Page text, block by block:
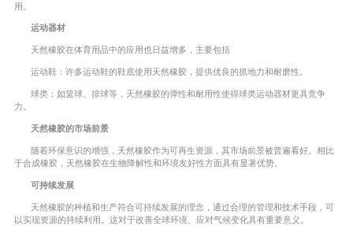
用。
运动器材
天然橡胶在体育用品中的应用也日益增多，主要包括
运动鞋：许多运动鞋的鞋底使用天然橡胶，提供优良的抓地力和耐磨性。
球类：如篮球、排球等，天然橡胶的弹性和耐用性使得球类运动器材更具竞争
力。
天然橡胶的市场前景
随着环保意识的增强，天然橡胶作为可再生资源，其市场前景被普遍看好。相比
于合成橡胶，天然橡胶在生物降解性和环境友好性方面具有显著优势。
可持续发展
天然橡胶的种植和生产符合可持续发展的理念，通过合理的管理和技术手段，可
以实现资源的持续利用。这对于改善全球环境、应对气候变化具有重要意义。